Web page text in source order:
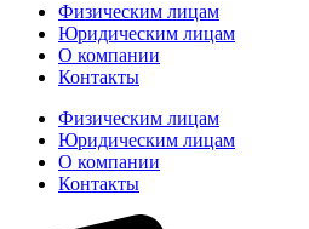
Физическим лицам
Юридическим лицам
О компании
Контакты
Физическим лицам
Юридическим лицам
О компании
Контакты